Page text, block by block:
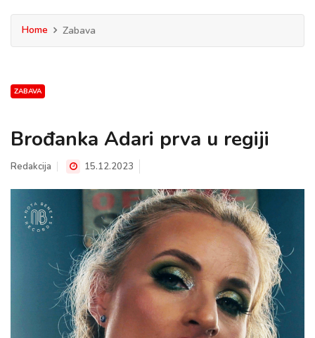
Home Zabava
ZABAVA
Brođanka Adari prva u regiji
Redakcija 15.12.2023